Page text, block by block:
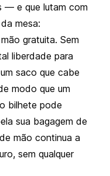
— e que lutam com
mesa:
gratuita. Sem
liberdade para
saco que cabe
modo que um
bilhete pode
sua bagagem de
mão continua a
sem qualquer